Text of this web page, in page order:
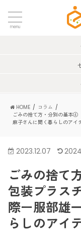
menu
HOME
コラム
ごみの捨て方・分別の基本④
麻子さんに聞く暮らしのアイ
2023.12.07
ごみの捨
包装プラス
際ー服部雄
らしのアイ